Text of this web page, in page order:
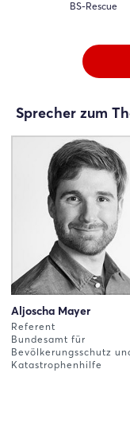
BS-Rescue
Sprecher zum
Aljoscha Mayer
Referent
Bundesamt für
Bevölkerungsschutz
Katastrophenhilfe